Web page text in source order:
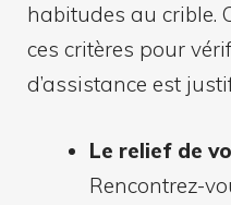
habitudes au crible.
ces critères pour
d’assistance est
Le relief de
Rencontrez-